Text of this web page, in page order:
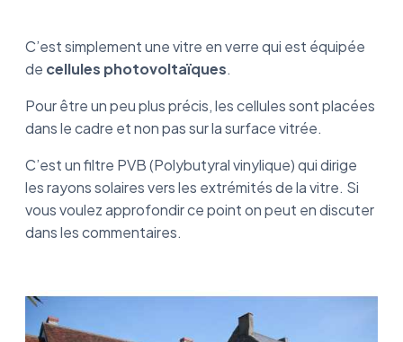
C’est simplement une vitre en verre qui est équipée
de cellules photovoltaïques.
Pour être un peu plus précis, les cellules sont placées
dans le cadre et non pas sur la surface vitrée.
C’est un filtre PVB (Polybutyral vinylique) qui dirige
les rayons solaires vers les extrémités de la vitre. Si
vous voulez approfondir ce point on peut en discuter
dans les commentaires.